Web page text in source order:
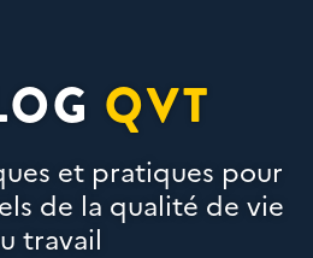
QVT
et pratiques pour
de la qualité de vie
travail